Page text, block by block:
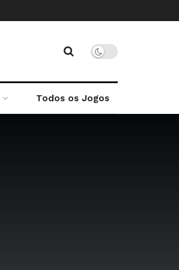
Todos os Jogos